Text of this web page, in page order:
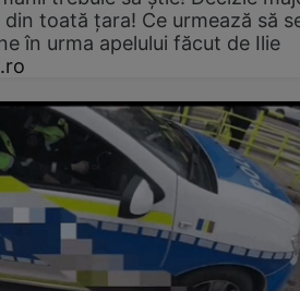
toată țara! Ce urmează să
în urma apelului făcut de Ilie